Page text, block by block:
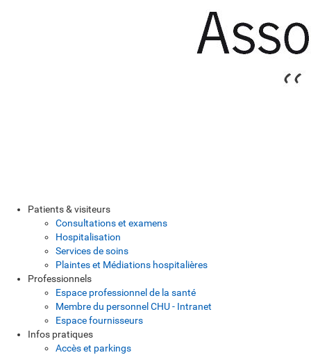
Patients & visiteurs
Consultations et examens
Hospitalisation
Services de soins
Plaintes et Médiations hospitalières
Professionnels
Espace professionnel de la santé
Membre du personnel CHU - Intranet
Espace fournisseurs
Infos pratiques
Accès et parkings